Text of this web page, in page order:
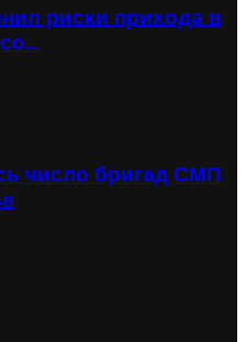
риски прихода в
число бригад СМП